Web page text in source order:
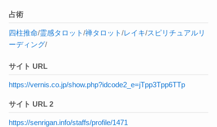
占術
四柱推命/霊感タロット/禅タロット/レイキ/スピリチュアルリ
ーディング/
サイト URL
https://vernis.co.jp/show.php?idcode2_e=jTpp3Tpp6TTp
サイト URL 2
https://senrigan.info/staffs/profile/1471